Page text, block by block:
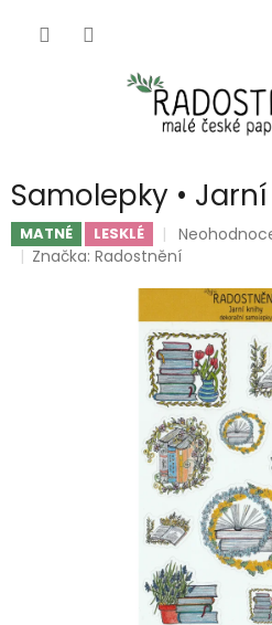
Samolepky •
MATNÉ LESKLÉ
Průměrné
hodnocení
je
0,0
z
5
hvězdiček.
Značka:Radostnění